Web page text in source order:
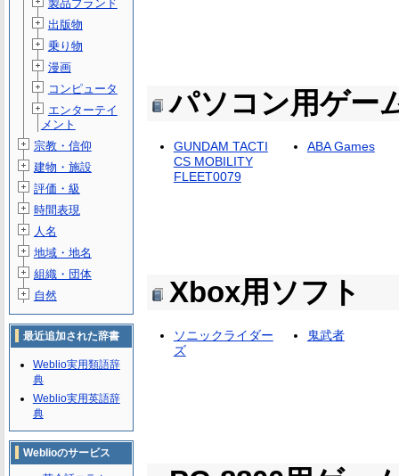
パソコン用ゲー
GUNDAM TACTI
CS MOBILITY
FLEET0079
ABA Games
Xbox用ソフト
ソニックライダー
ズ
鬼武者
製品ブランド
出版物
乗り物
漫画
コンピュータ
エンターテイ
メント
宗教・信仰
建物・施設
評価・級
時間表現
人名
地域・地名
組織・団体
自然
最近追加された辞書
Weblio実用類語辞
典
Weblio実用英語辞
典
Weblioのサービス